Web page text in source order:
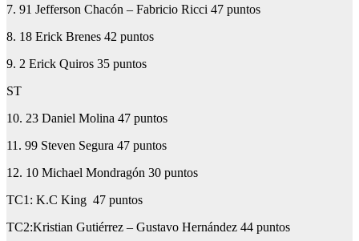
7. 91 Jefferson Chacón – Fabricio Ricci 47 puntos
8. 18 Erick Brenes 42 puntos
9. 2 Erick Quiros 35 puntos
ST
10. 23 Daniel Molina 47 puntos
11. 99 Steven Segura 47 puntos
12. 10 Michael Mondragón 30 puntos
TC1: K.C King 47 puntos
TC2:Kristian Gutiérrez – Gustavo Hernández 44 puntos